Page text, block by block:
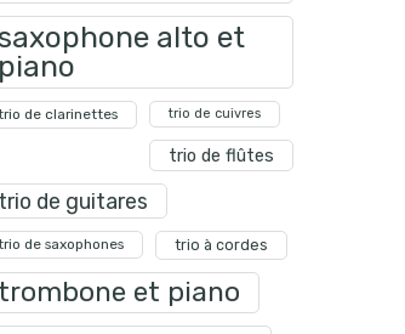
alto et
piano
de clarinettes trio de cuivres
trio de flûtes
trio de guitares
de saxophones trio à cordes
trombone et piano